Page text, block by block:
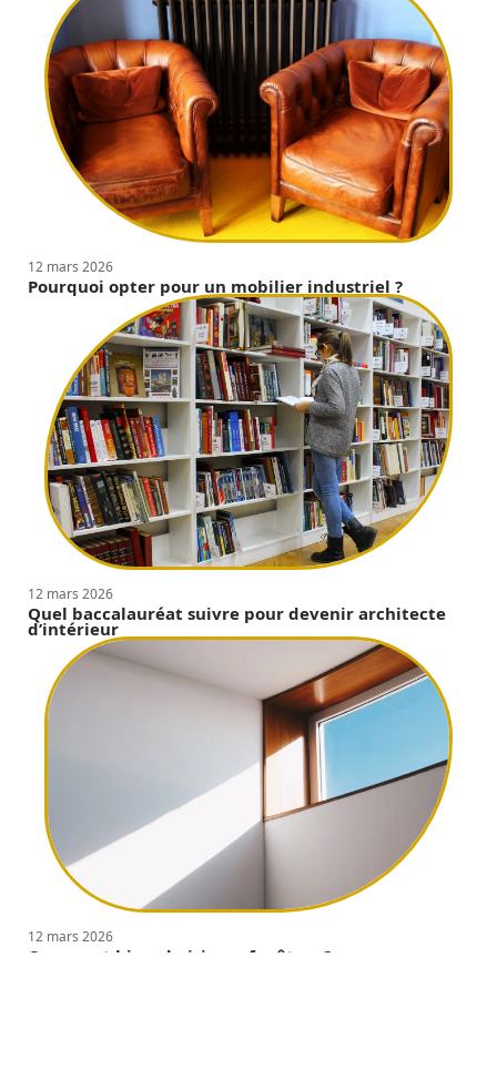
12 mars 2026
Pourquoi opter pour un mobilier industriel ?
12 mars 2026
Quel baccalauréat suivre pour devenir architecte
d’intérieur
12 mars 2026
Comment bien choisir ses fenêtres ?